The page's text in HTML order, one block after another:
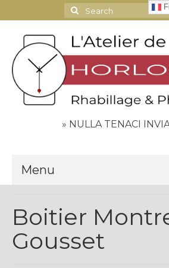
Search
for:
» NULLA TENACI
Menu
Contact
Espace Clients
Boitier
Gousset